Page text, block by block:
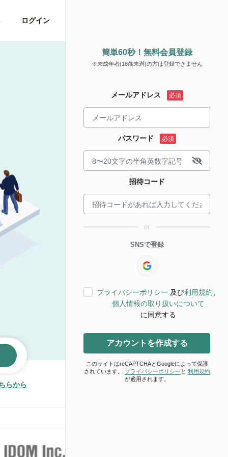
ログイン
簡単60秒！無料会員登録
※未成年者(18歳未満)の方は登録できません
メールアドレス
パスワード
招待コード
or
SNSで登録
プライバシーポリシー 及び利用規約
個人情報の取り扱いについて
に同意する
アカウントを作成する
このサイトはreCAPTCHAとGoogleによって保護
されています。
プライバシーポリシー と 利用規約
が適用されます。
らから